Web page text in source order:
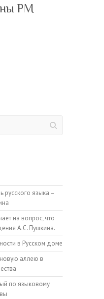
РМ
русского языка –
на вопрос, что
А.С. Пушкина.
в Русском доме
аллею в
по языковому